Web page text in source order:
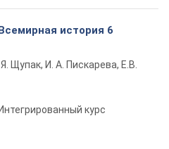
история 6
Я. Щупак, И. А. Пискарева, Е.В.
Интегрированный курс